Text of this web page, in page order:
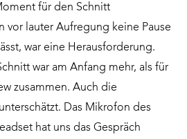
für den Schnitt
vor lauter Aufregung keine Pause
war eine Herausforderung.
war am Anfang mehr, als für
zusammen. Auch die
Das Mikrofon des
hat uns das Gespräch